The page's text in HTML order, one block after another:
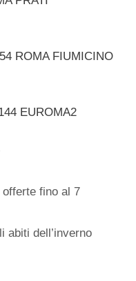
ROMA FIUMICINO
EUROMA2
fino al 7
abiti dell’inverno